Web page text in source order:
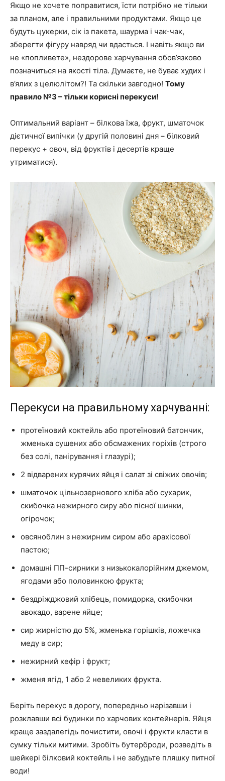
Якщо не хочете поправитися, їсти потрібно не тільки
за планом, але і правильними продуктами. Якщо це
будуть цукерки, сік із пакета, шаурма і чак-чак,
зберегти фігуру навряд чи вдасться. І навіть якщо ви
не «попливете», нездорове харчування обов’язково
позначиться на якості тіла. Думаєте, не буває худих і
в’ялих з целюлітом?! Та скільки завгодно! Тому
правило №3 – тільки корисні перекуси!
Оптимальний варіант – білкова їжа, фрукт, шматочок
дієтичної випічки (у другій половині дня – білковий
перекус + овоч, від фруктів і десертів краще
утриматися).
Перекуси на правильному харчуванні:
протеїновий коктейль або протеїновий батончик,
жменька сушених або обсмажених горіхів (строго
без солі, панірування і глазурі);
2 відварених курячих яйця і салат зі свіжих овочів;
шматочок цільнозернового хліба або сухарик,
скибочка нежирного сиру або пісної шинки,
огірочок;
овсяноблин з нежирним сиром або арахісової
пастою;
домашні ПП-сирники з низькокалорійним джемом,
ягодами або половинкою фрукта;
бездріжджовий хлібець, помидорка, скибочки
авокадо, варене яйце;
сир жирністю до 5%, жменька горішків, ложечка
меду в сир;
нежирний кефір і фрукт;
жменя ягід, 1 або 2 невеликих фрукта.
Беріть перекус в дорогу, попередньо нарізавши і
розклавши всі будинки по харчових контейнерів. Яйця
краще заздалегідь почистити, овочі і фрукти класти в
сумку тільки митими. Зробіть бутерброди, розведіть в
шейкері білковий коктейль і не забудьте пляшку питної
води!